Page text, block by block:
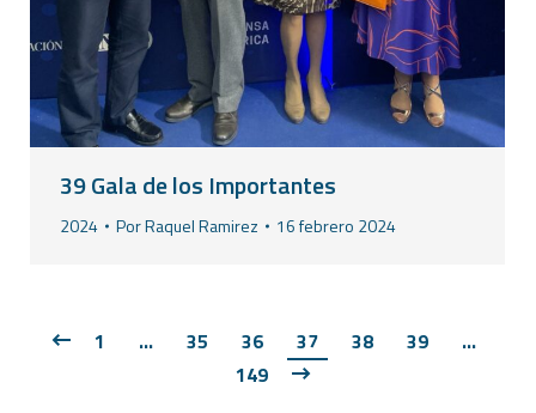
39 Gala de los Importantes
2024 PorRaquel Ramirez 16 febrero 2024
1 … 35 36 37 38 39
…
149